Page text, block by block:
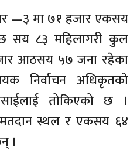
—३ मा ७१ हजार एकसय
सय ८३ महिलागरी कुल
आठसय ५७ जना रहेका
निर्वाचन अधिकृतको
तोकिएको छ ।
स्थल र एकसय ६४
।